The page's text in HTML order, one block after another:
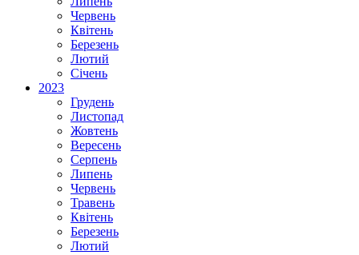
Червень
Квітень
Березень
Лютий
Січень
2023
Грудень
Листопад
Жовтень
Вересень
Серпень
Липень
Червень
Травень
Квітень
Березень
Лютий